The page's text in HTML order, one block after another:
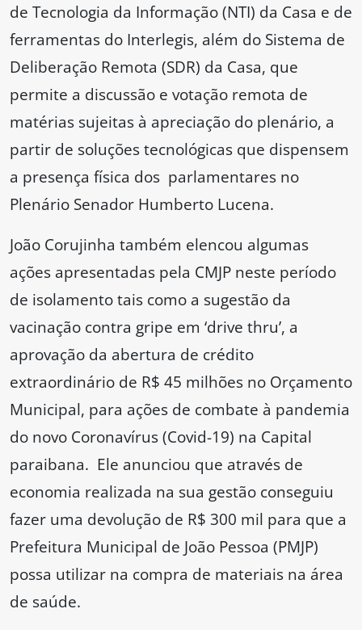
de Tecnologia da Informação (NTI) da Casa e de
ferramentas do Interlegis, além do Sistema de
Deliberação Remota (SDR) da Casa, que
permite a discussão e votação remota de
matérias sujeitas à apreciação do plenário, a
partir de soluções tecnológicas que dispensem
a presença física dos parlamentares no
Plenário Senador Humberto Lucena.
João Corujinha também elencou algumas
ações apresentadas pela CMJP neste período
de isolamento tais como a sugestão da
vacinação contra gripe em ‘drive thru’, a
aprovação da abertura de crédito
extraordinário de R$ 45 milhões no Orçamento
Municipal, para ações de combate à pandemia
do novo Coronavírus (Covid-19) na Capital
paraibana. Ele anunciou que através de
economia realizada na sua gestão conseguiu
fazer uma devolução de R$ 300 mil para que a
Prefeitura Municipal de João Pessoa (PMJP)
possa utilizar na compra de materiais na área
de saúde.